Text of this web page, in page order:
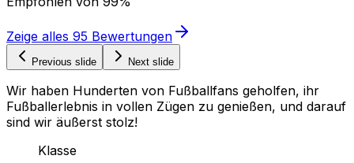
Zeige alles 95 Bewertungen
Previous slide Next slide
Wir haben Hunderten von Fußballfans geholfen, ihr
Fußballerlebnis in vollen Zügen zu genießen, und darauf
sind wir äußerst stolz!
Klasse